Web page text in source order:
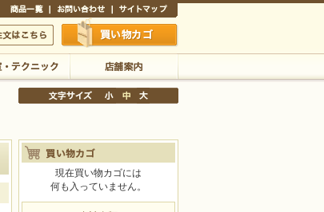
こちら 買い物かご
店舗案内
現在買い物カゴには
何も入っていません。